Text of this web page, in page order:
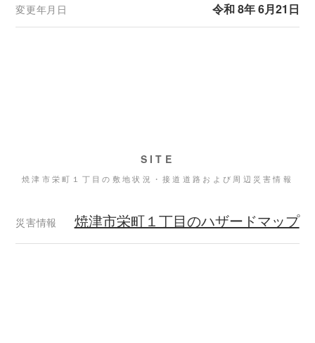
変更年月日 令和 8年 6月21日
SITE
焼津市栄町１丁目の敷地状況・接道道路および周辺災害情報
災害情報 焼津市栄町１丁目のハザードマップ